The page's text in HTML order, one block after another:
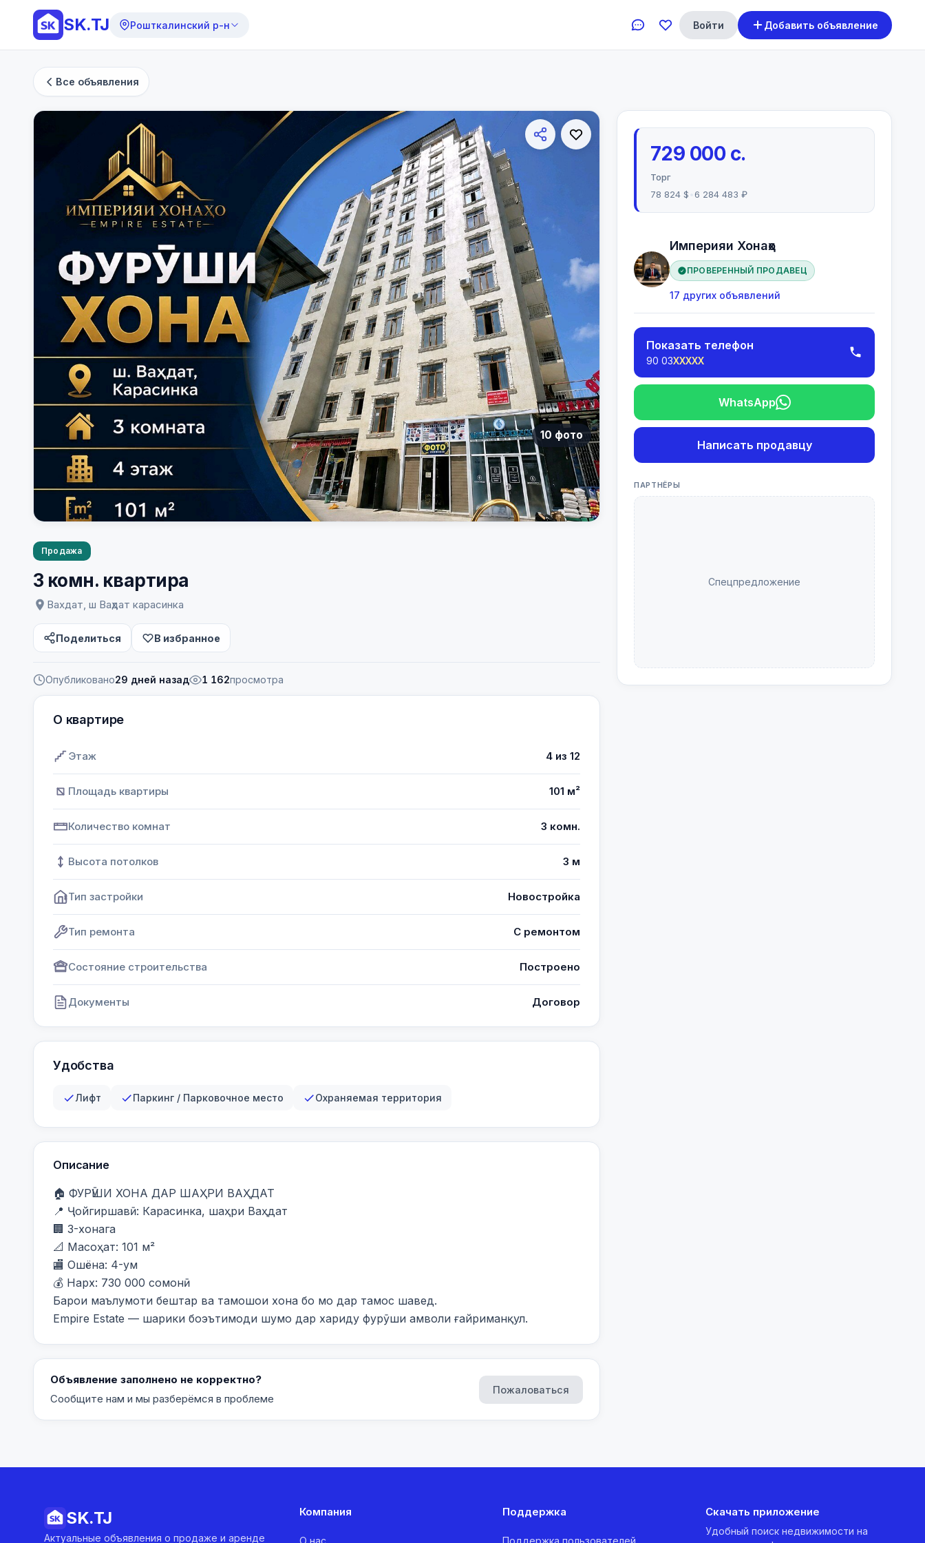
SK.TJ Рошткалинский р-н Войти Добавить объявление
Все объявления
10 фото
Продажа
3 комн. квартира
Вахдат, ш Ваҳдат карасинка
Поделиться В избранное
Опубликовано29 дней назад 1 162просмотра
О квартире
Этаж 4 из 12
Площадь квартиры 101 м²
Количество комнат 3 комн.
Высота потолков 3 м
Тип застройки Новостройка
Тип ремонта С ремонтом
Состояние строительства Построено
Документы Договор
Удобства
Лифт Паркинг / Парковочное место Охраняемая территория
Описание
🏠 ФУРӮШИ ХОНА ДАР ШАҲРИ ВАҲДАТ
📍 Ҷойгиршавӣ: Карасинка, шаҳри Ваҳдат
🏢 3-хонага
📐 Масоҳат: 101 м²
🏬 Ошёна: 4-ум
💰 Нарх: 730 000 сомонӣ
Барои маълумоти бештар ва тамошои хона бо мо дар тамос шавед.
Empire Estate — шарики боэътимоди шумо дар хариду фурӯши амволи ғайриманқул.
Объявление заполнено не корректно?
Сообщите нам и мы разберёмся в проблеме
Пожаловаться
729 000 с.
Торг
78 824 $
6 284 483 ₽
Империяи Хонаҳо
ПРОВЕРЕННЫЙ ПРОДАВЕЦ
17 других объявлений
Показать телефон
90 03XXXXX
WhatsApp
Написать продавцу
ПАРТНЁРЫ
Спецпредложение
SK.TJ
Актуальные объявления о продаже и аренде
Компания
О нас
Поддержка
Поддержка пользователей
Скачать приложение
Удобный поиск недвижимости на